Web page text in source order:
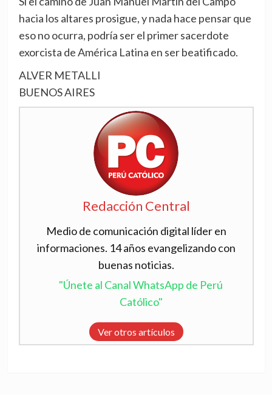
hacia los altares prosigue, y nada hace pensar que
eso no ocurra, podría ser el primer sacerdote
exorcista de América Latina en ser beatificado.
ALVER METALLI
BUENOS AIRES
Redacción Central
Medio de comunicación digital líder en
informaciones. 14 años evangelizando con
buenas noticias.
"Únete al Canal WhatsApp de Perú
Católico"
Ver otros artículos